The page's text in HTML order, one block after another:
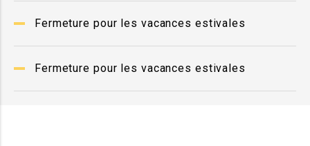
Fermeture pour les vacances estivales
Fermeture pour les vacances estivales